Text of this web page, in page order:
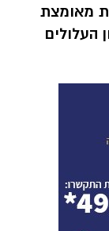
מאומצת
העלולים